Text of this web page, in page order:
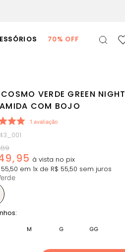
70% OFF
VERDE GREEN NIGHT
COM BOJO
1 avaliação
,89
,95
55,50 em 1x de R$ 55,50 sem juros
M G GG